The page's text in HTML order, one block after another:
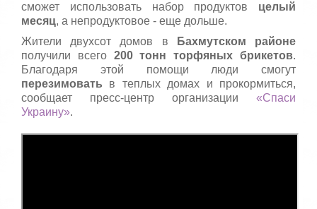
сможет использовать набор продуктов целый
месяц, а непродуктовое - еще дольше.
Жители двухсот домов в
Бахмутском районе
получили всего 200 тонн торфяных брикетов.
Благодаря этой помощи люди смогут
перезимовать в теплых домах и прокормиться,
сообщает пресс-центр организации «Спаси
Украину».